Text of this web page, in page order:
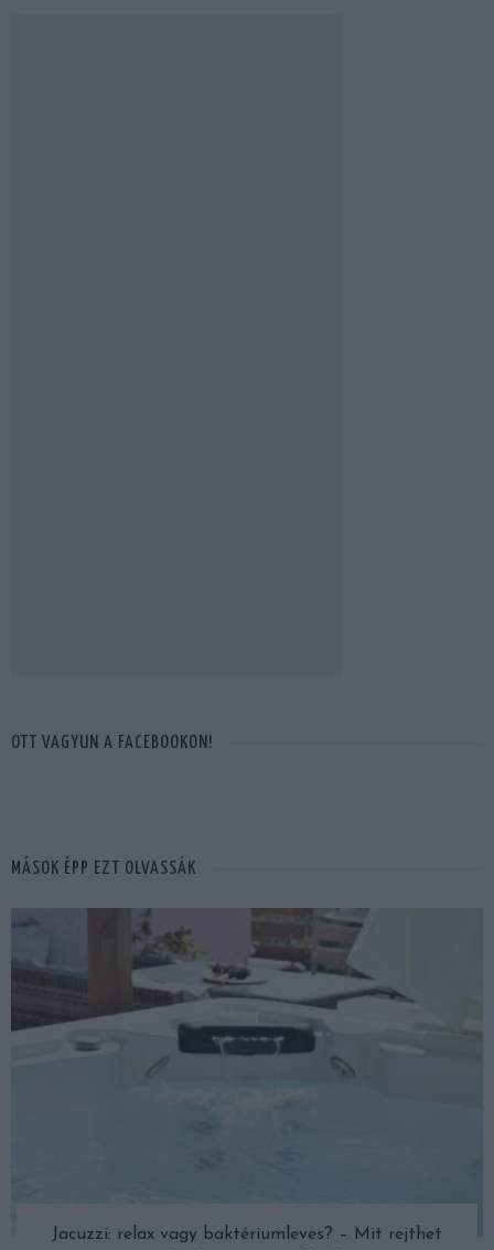
OTT VAGYUN A FACEBOOKON!
MÁSOK ÉPP EZT OLVASSÁK
Jacuzzi: relax vagy baktériumleves? – Mit rejthet